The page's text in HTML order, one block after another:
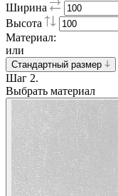
Ширина
Высота
Материал:
или
Стандартный размер
Шаг 2.
Выбрать материал